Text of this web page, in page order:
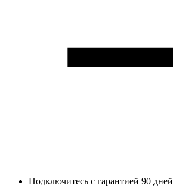
Подключитесь с гарантией 90 дней